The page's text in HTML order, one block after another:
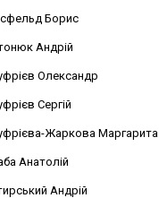
Борис
Андрій
Олександр
Сергій
Жаркова Маргарита
Анатолій
Андрій